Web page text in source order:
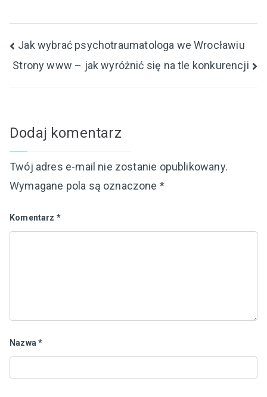
Nawigacja
wpisu
Jak wybrać psychotraumatologa we Wrocławiu
Strony www – jak wyróżnić się na tle konkurencji
Dodaj komentarz
Twój adres e-mail nie zostanie opublikowany.
Wymagane pola są oznaczone *
Komentarz *
Nazwa*